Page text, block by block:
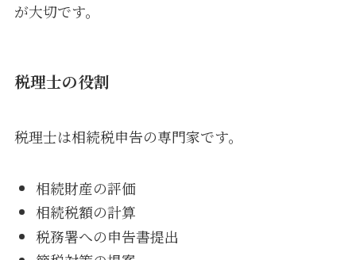
が大切です。
税理士の役割
税理士は相続税申告の専門家です。
相続財産の評価
相続税額の計算
税務署への申告書提出